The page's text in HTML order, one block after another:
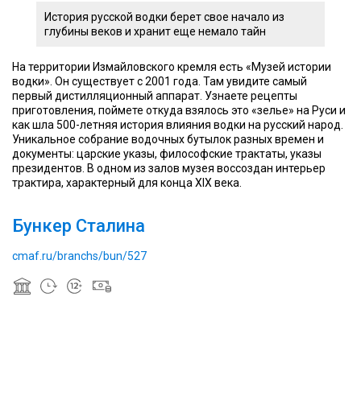
История русской водки берет свое начало из
глубины веков и хранит еще немало тайн
На территории Измайловского кремля есть «Музей истории
водки». Он существует с 2001 года. Там увидите самый
первый дистилляционный аппарат. Узнаете рецепты
приготовления, поймете откуда взялось это «зелье» на Руси и
как шла 500-летняя история влияния водки на русский народ.
Уникальное собрание водочных бутылок разных времен и
документы: царские указы, философские трактаты, указы
президентов. В одном из залов музея воссоздан интерьер
трактира, характерный для конца XIX века.
Бункер Сталина
cmaf.ru/branchs/bun/527